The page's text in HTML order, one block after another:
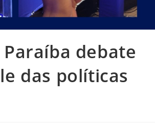
debate
das políticas